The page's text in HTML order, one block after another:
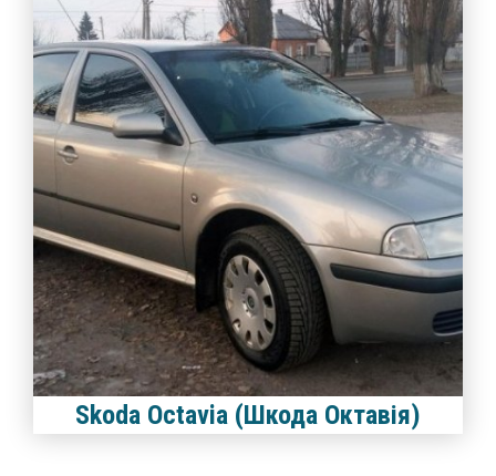
Skoda Octavia (Шкода Октавія)